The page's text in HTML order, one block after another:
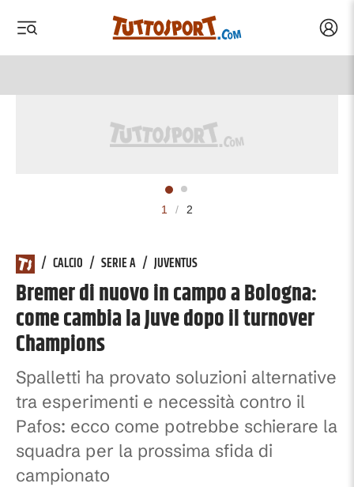
1 / 2
/ CALCIO / SERIE A / JUVENTUS
Bremer di nuovo in campo a Bologna:
come cambia la Juve dopo il turnover
Champions
Spalletti ha provato soluzioni alternative
tra esperimenti e necessità contro il
Pafos: ecco come potrebbe schierare la
squadra per la prossima sfida di
campionato